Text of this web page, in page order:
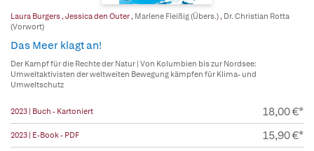
Laura Burgers ,Jessica den Outer , Marlene Fleißig (Übers.) , Dr. Christian Rotta
(Vorwort)
Das Meer klagt an!
Der Kampf für die Rechte der Natur | Von Kolumbien bis zur Nordsee:
Umweltaktivisten der weltweiten Bewegung kämpfen für Klima- und
Umweltschutz
2023 | Buch - Kartoniert 18,00 €*
2023 | E-Book - PDF 15,90 €*